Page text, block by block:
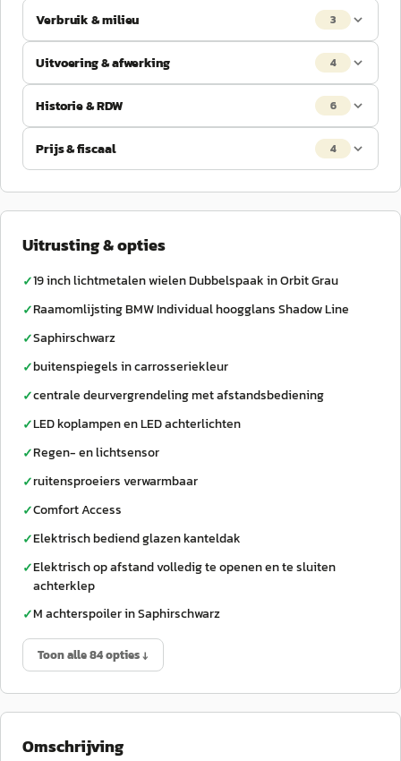
Verbruik & milieu 3
Uitvoering & afwerking 4
Historie & RDW 6
Prijs & fiscaal 4
Uitrusting & opties
✓19 inch lichtmetalen wielen Dubbelspaak in Orbit Grau
✓Raamomlijsting BMW Individual hoogglans Shadow Line
✓Saphirschwarz
✓buitenspiegels in carrosseriekleur
✓centrale deurvergrendeling met afstandsbediening
✓LED koplampen en LED achterlichten
✓Regen- en lichtsensor
✓ruitensproeiers verwarmbaar
✓Comfort Access
✓Elektrisch bediend glazen kanteldak
✓Elektrisch op afstand volledig te openen en te sluiten
achterklep
✓M achterspoiler in Saphirschwarz
Toon alle 84 opties ↓
Omschrijving